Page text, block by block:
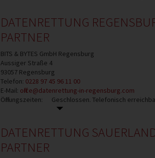
DATENRETTUNG
PARTNER
BITS & BYTES GmbH Regensburg
Aussiger Straße 4
93057 Regensburg
Telefon: 0228 97 45 96 11 00
E-Mail: office@datenrettung-in-regensburg.com
Öffnungszeiten:
Geschlossen. Telefonisch
DATENRETTUNG
PARTNER